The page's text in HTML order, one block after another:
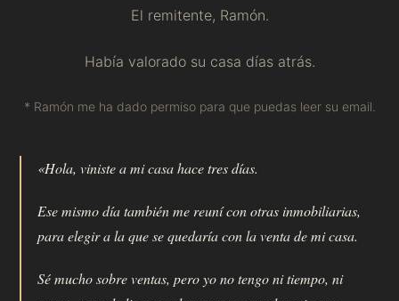
El remitente, Ramón.
Había valorado su casa días atrás.
* Ramón me ha dado permiso para que puedas leer su email.
«Hola, viniste a mi casa hace tres días.
Ese mismo día también me reuní con otras inmobiliarias,
para elegir a la que se quedaría con la venta de mi casa.
Sé mucho sobre ventas, pero yo no tengo ni tiempo, ni